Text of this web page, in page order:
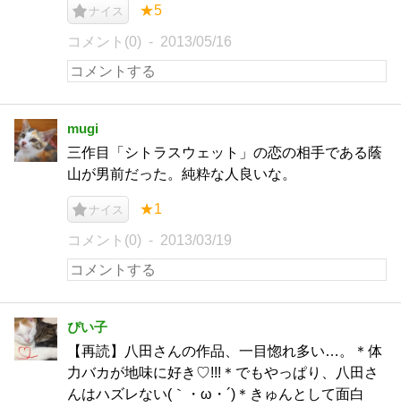
ナイス ★5
コメント(0) 2013/05/16
mugi
三作目「シトラスウェット」の恋の相手である蔭
山が男前だった。純粋な人良いな。
ナイス ★1
コメント(0) 2013/03/19
ぴい子
【再読】八田さんの作品、一目惚れ多い…。＊体
力バカが地味に好き♡!!!＊でもやっぱり、八田さ
んはハズレない(｀・ω・´)＊きゅんとして面白